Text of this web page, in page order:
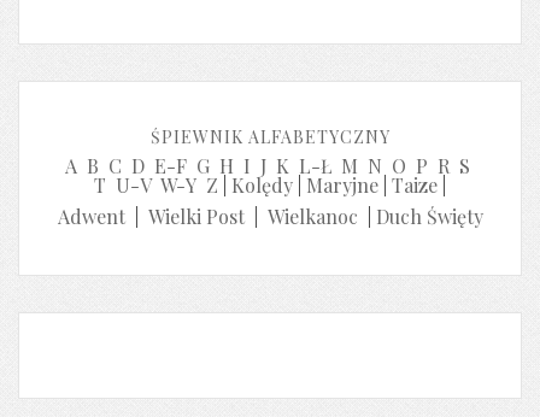
ŚPIEWNIK ALFABETYCZNY
A B C D E-F G H I J K L-Ł M N O P R S
T U-V W-Y Z Kolędy Maryjne Taize
Adwent| Wielki Post| Wielkanoc Duch Święty